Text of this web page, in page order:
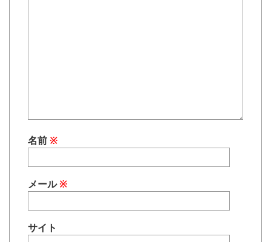
名前 ※
メール※
サイト